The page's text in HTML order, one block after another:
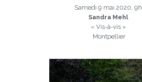
Samedi 9 mai 2020, 9h
Sandra Mehl
« Vis-à-vis »
Montpellier